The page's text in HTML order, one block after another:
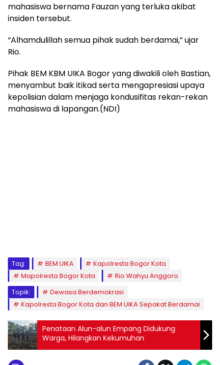
mahasiswa bernama Fauzan yang terluka akibat
insiden tersebut.
“Alhamdulillah semua pihak sudah berdamai,” ujar
Rio.
​Pihak BEM KBM UIKA Bogor yang diwakili oleh Bastian,
menyambut baik itikad serta mengapresiasi upaya
kepolisian dalam menjaga kondusifitas rekan-rekan
mahasiswa di lapangan.(NDI)
Tag: BEM UIKA
Kapolresta Bogor Kota
Mapolresta Bogor Kota
Rio Wahyu Anggoro
Topik:
Dewasa Berdemokrasi
Kapolresta Bogor Kota dan BEM UIKA Sepakat Berdamai
Penataan Alun-alun Empang Didukung
Warga, Hilangkan Kekumuhan